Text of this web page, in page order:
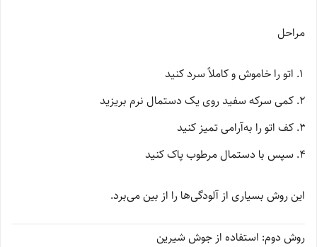
مراحل
اتو را خاموش و کاملاً سرد کنید
کمی سرکه سفید روی یک دستمال نرم بریزید
کف اتو را به‌آرامی تمیز کنید
سپس با دستمال مرطوب پاک کنید
این روش بسیاری از آلودگی‌ها را از بین می‌برد.
روش دوم: استفاده از جوش شیرین